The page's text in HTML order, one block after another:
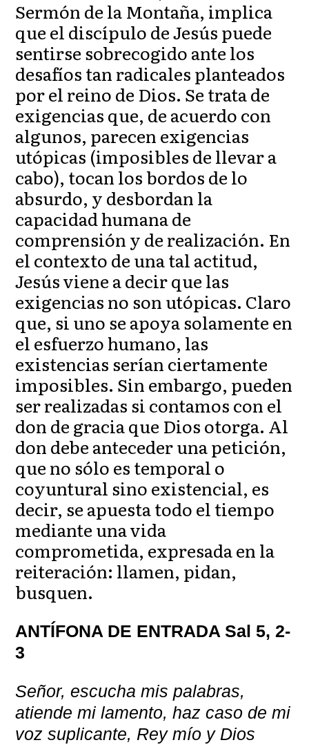
Sermón de la Montaña, implica
que el discípulo de Jesús puede
sentirse sobrecogido ante los
desafíos tan radicales planteados
por el reino de Dios. Se trata de
exigencias que, de acuerdo con
algunos, parecen exigencias
utópicas (imposibles de llevar a
cabo), tocan los bordos de lo
absurdo, y desbordan la
capacidad humana de
comprensión y de realización. En
el contexto de una tal actitud,
Jesús viene a decir que las
exigencias no son utópicas. Claro
que, si uno se apoya solamente en
el esfuerzo humano, las
existencias serían ciertamente
imposibles. Sin embargo, pueden
ser realizadas si contamos con el
don de gracia que Dios otorga. Al
don debe anteceder una petición,
que no sólo es temporal o
coyuntural sino existencial, es
decir, se apuesta todo el tiempo
mediante una vida
comprometida, expresada en la
reiteración: llamen, pidan,
busquen.
ANTÍFONA DE ENTRADA Sal 5, 2-
3
Señor, escucha mis palabras,
atiende mi lamento, haz caso de mi
voz suplicante, Rey mío y Dios